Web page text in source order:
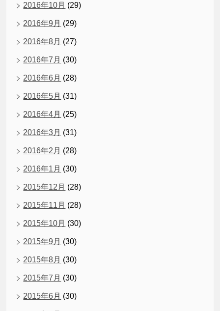
2016年10月 (29)
2016年9月 (29)
2016年8月 (27)
2016年7月 (30)
2016年6月 (28)
2016年5月 (31)
2016年4月 (25)
2016年3月 (31)
2016年2月 (28)
2016年1月 (30)
2015年12月 (28)
2015年11月 (28)
2015年10月 (30)
2015年9月 (30)
2015年8月 (30)
2015年7月 (30)
2015年6月 (30)